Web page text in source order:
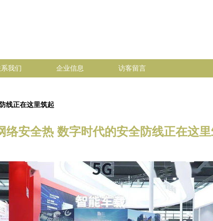
我们 企业信息 访客留言
线正在这里筑起
络安全热 数字时代的安全防线正在这